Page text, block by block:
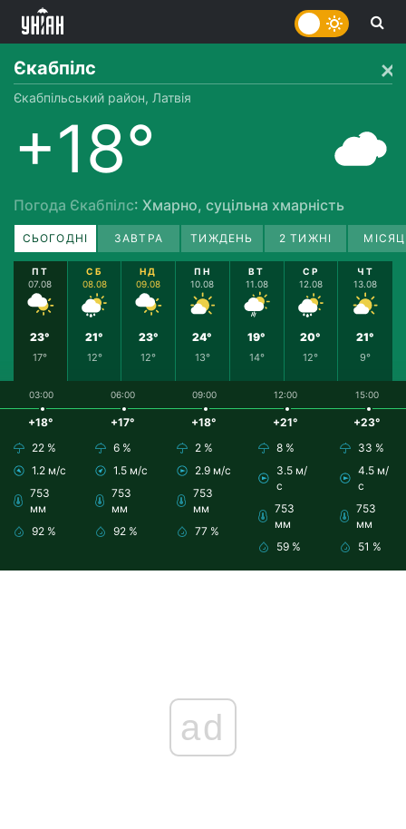
Єкабпілс
Єкабпільський район, Латвія
+18°
Погода Єкабпілс: Хмарно, суцільна хмарність
СЬОГОДНІ ЗАВТРА ТИЖДЕНЬ 2 ТИЖНІ
ПТ
07.08
23°
17°
СБ
08.08
21°
12°
НД
09.08
23°
12°
ПН
10.08
24°
13°
ВТ
11.08
19°
14°
СР
12.08
20°
12°
ЧТ
13.08
21°
9°
03:00
+18°
22 %
1.2 м/с
753
мм
92 %
06:00
+17°
6 %
1.5 м/с
753
мм
92 %
09:00
+18°
2 %
2.9 м/с
753
мм
77 %
12:00
+21°
8 %
3.5 м/
с
753
мм
59 %
15:00
+23°
33 %
4.5 м/
с
753
мм
51 %
ad